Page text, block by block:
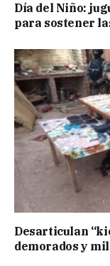
Día del Niño:
para sostener
Desarticulan
demorados y